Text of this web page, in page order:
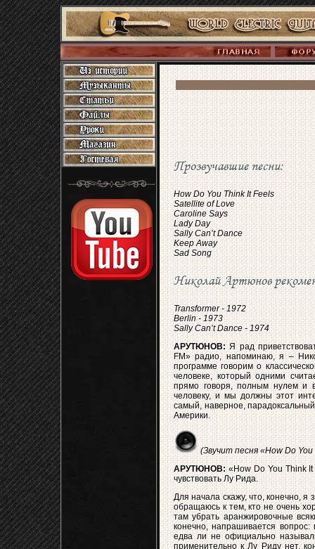
Прозвучавшие песни:
How Do You Think It Feels
Satellite of Love
Caroline Says
Lady Day
Sally Can’t Dance
Keep Away
Sad Song
Николай Артюнов
Transformer - 1972
Berlin - 1973
Sally Can’t Dance - 1974
АРУТЮНОВ:Я рад
FM» радио, напоминаю, я –
программе говорим о
человеке, который одними
прямо говоря, полным нулем и
человеку, и мы должны этот
самый, наверное,
Америки.
(Звучит песня «How Do
АРУТЮНОВ:«How Do You Think
чувствовать Лу Рида.
Для начала скажу, что, конечно,
обращаюсь к тем, кто не очень
там убрать аранжировочные
конечно, напрашивается
едва ли не официально
применительно к Лу Риду нет,